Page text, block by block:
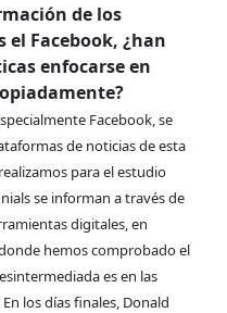
de los
Facebook, ¿han
enfocarse en
Facebook, se
de noticias de esta
para el estudio
se informan a través de
digitales, en
hemos comprobado el
es en las
los días finales, Donald